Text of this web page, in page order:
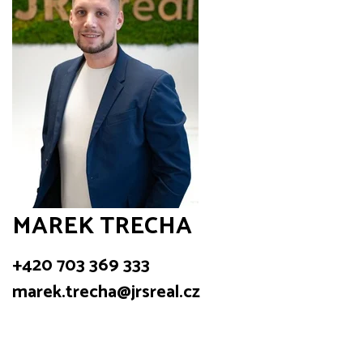
MAREK TRECHA
+420 703 369 333
marek.trecha@jrsreal.cz